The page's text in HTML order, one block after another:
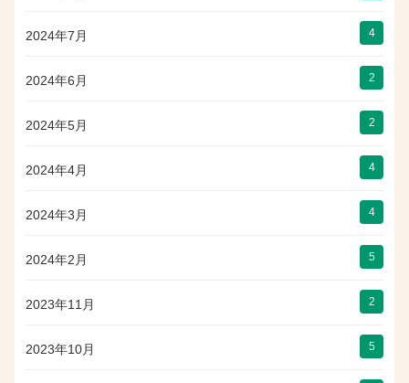
2024年7月 4
2024年6月 2
2024年5月 2
2024年4月 4
2024年3月 4
2024年2月 5
2023年11月 2
2023年10月 5